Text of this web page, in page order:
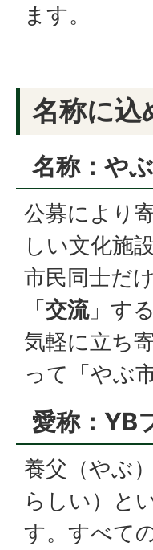
ます。
名称に込
名称：や
公募により
しい文化施
市民同士だ
「交流」す
気軽に立ち
って「やぶ
愛称：YB
養父（やぶ
らしい）と
す。すべて